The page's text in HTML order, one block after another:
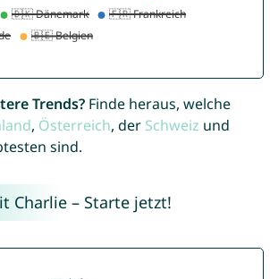
Trends?Finde heraus, welche
, Österreich, der Schweiz und
sind.
Charlie – Starte jetzt!